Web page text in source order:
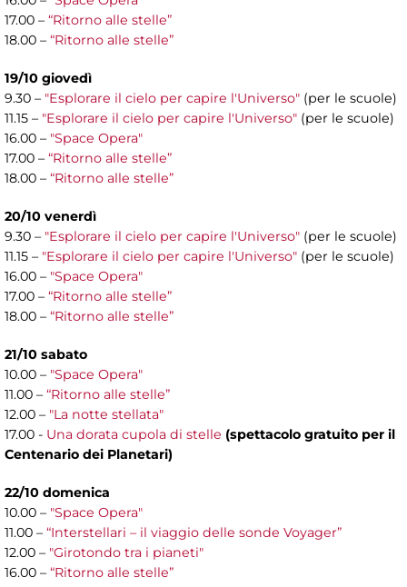
17.00 – “Ritorno alle stelle”
18.00 – “Ritorno alle stelle”
19/10 giovedì
9.30 – "Esplorare il cielo per capire l'Universo" (per le scuole)
11.15 – "Esplorare il cielo per capire l'Universo" (per le scuole)
16.00 – "Space Opera"
17.00 – “Ritorno alle stelle”
18.00 – “Ritorno alle stelle”
20/10 venerdì
9.30 – "Esplorare il cielo per capire l'Universo" (per le scuole)
11.15 – "Esplorare il cielo per capire l'Universo" (per le scuole)
16.00 – "Space Opera"
17.00 – “Ritorno alle stelle”
18.00 – “Ritorno alle stelle”
21/10 sabato
10.00 – "Space Opera"
11.00 – “Ritorno alle stelle”
12.00 – "La notte stellata"
17.00 - Una dorata cupola di stelle (spettacolo gratuito per il
Centenario dei Planetari)
22/10 domenica
10.00 – "Space Opera"
11.00 – “Interstellari – il viaggio delle sonde Voyager”
12.00 – "Girotondo tra i pianeti"
16.00 – “Ritorno alle stelle”